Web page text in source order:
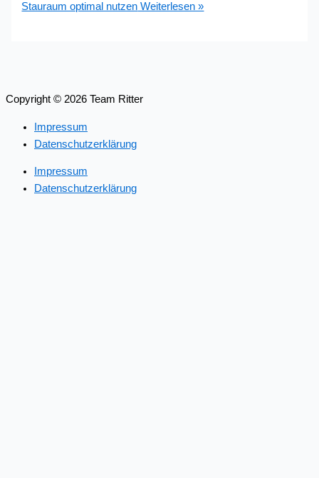
Stauraum optimal nutzen Weiterlesen »
Copyright © 2026 Team Ritter
Impressum
Datenschutzerklärung
Impressum
Datenschutzerklärung